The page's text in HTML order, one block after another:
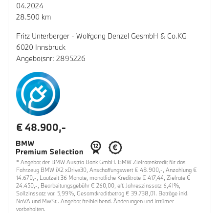
04.2024
28.500 km
Fritz Unterberger - Wolfgang Denzel GesmbH & Co.KG
6020 Innsbruck
Angebotsnr: 2895226
€ 48.900,-
* Angebot der BMW Austria Bank GmbH. BMW Zielratenkredit für das
Fahrzeug BMW iX2 xDrive30, Anschaffungswert € 48.900,-, Anzahlung €
14.670,-, Laufzeit 36 Monate, monatliche Kreditrate € 417,44, Zielrate €
24.450,-, Bearbeitungsgebühr € 260,00, eff. Jahreszinssatz 6,41%,
Sollzinssatz var. 5,99%, Gesamtkreditbetrag € 39.738,01. Beträge inkl.
NoVA und MwSt.. Angebot freibleibend. Änderungen und Irrtümer
vorbehalten.